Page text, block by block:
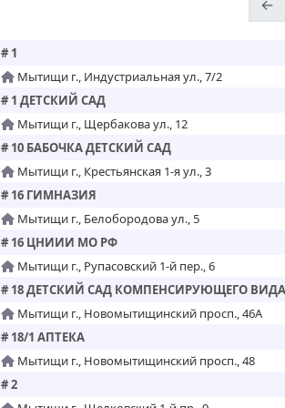
←
# 1
Мытищи г., Индустриальная ул., 7/2
# 1 ДЕТСКИЙ САД
Мытищи г., Щербакова ул., 12
# 10 БАБОЧКА ДЕТСКИЙ САД
Мытищи г., Крестьянская 1-я ул., 3
# 16 ГИМНАЗИЯ
Мытищи г., Белобородова ул., 5
# 16 ЦНИИИ МО РФ
Мытищи г., Рупасовский 1-й пер., 6
# 18 ДЕТСКИЙ САД КОМПЕНСИРУЮЩЕГО ВИДА
Мытищи г., Новомытищинский просп., 46А
# 18/1 АПТЕКА
Мытищи г., Новомытищинский просп., 48
# 2